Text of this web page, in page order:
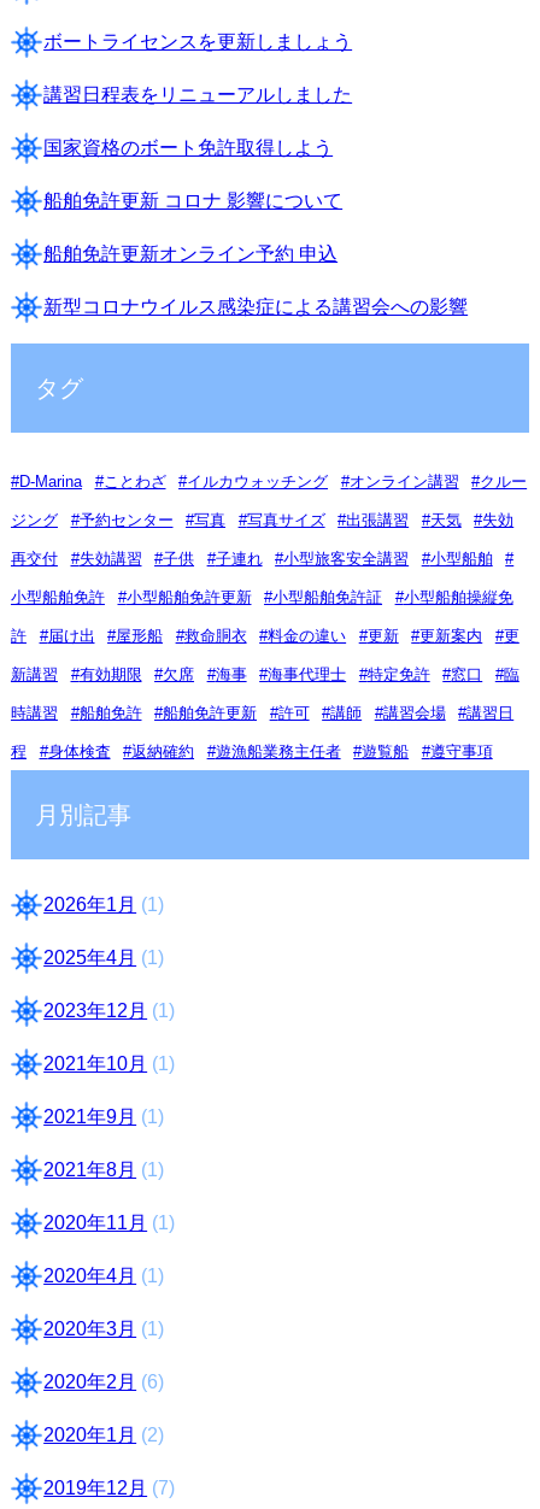
ボートライセンスを更新しましょう
講習日程表をリニューアルしました
国家資格のボート免許取得しよう
船舶免許更新 コロナ 影響について
船舶免許更新オンライン予約 申込
新型コロナウイルス感染症による講習会への影響
タグ
D-Marina ことわざ イルカウォッチング オンライン講習 クルー
ジング 予約センター 写真 写真サイズ 出張講習 天気 失効
再交付 失効講習 子供 子連れ 小型旅客安全講習 小型船舶
小型船舶免許 小型船舶免許更新 小型船舶免許証 小型船舶操縦免
許 届け出 屋形船 救命胴衣 料金の違い 更新 更新案内 更
新講習 有効期限 欠席 海事 海事代理士 特定免許 窓口 臨
時講習 船舶免許 船舶免許更新 許可 講師 講習会場 講習日
程 身体検査 返納確約 遊漁船業務主任者 遊覧船 遵守事項
月別記事
2026年1月 (1)
2025年4月 (1)
2023年12月 (1)
2021年10月 (1)
2021年9月 (1)
2021年8月 (1)
2020年11月 (1)
2020年4月 (1)
2020年3月 (1)
2020年2月 (6)
2020年1月 (2)
2019年12月 (7)